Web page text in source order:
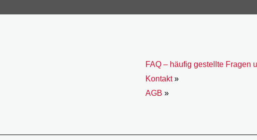
FAQ – häufig gestellte Fragen
Kontakt»
AGB »